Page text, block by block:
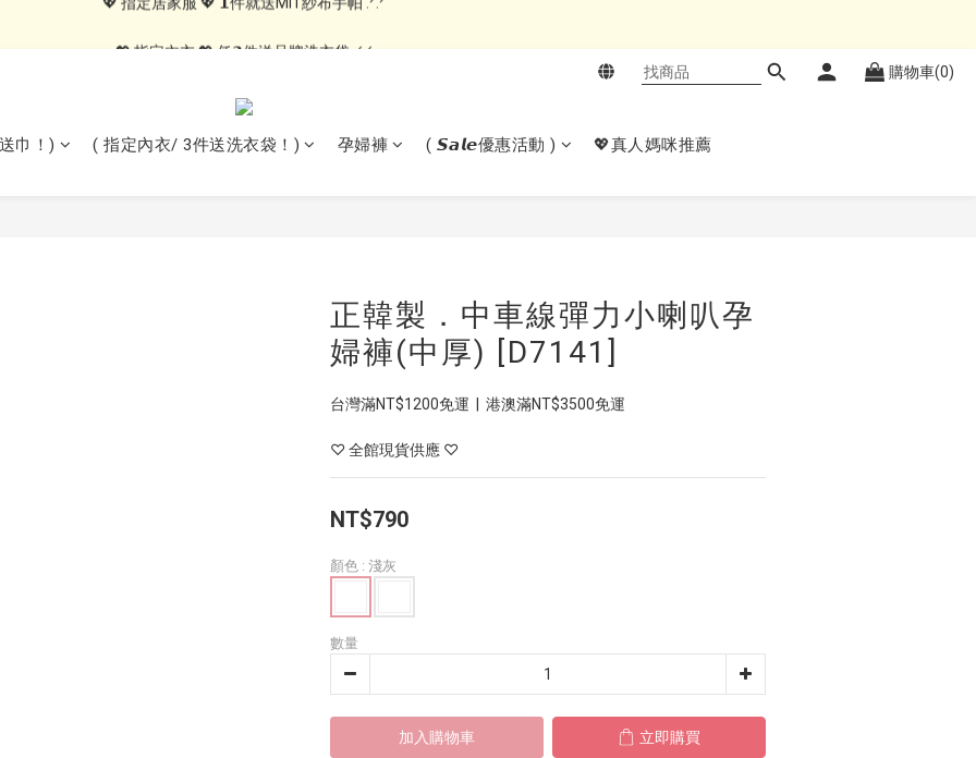
購物車(0)
巾！) ( 指定內衣/ 3件送洗衣袋！) 孕婦褲 ( 𝙎𝙖𝙡𝙚優惠活動 ) 💖真人媽咪推薦
正韓製．中車線彈力小喇叭孕
婦褲(中厚) [D7141]
台灣滿NT$1200免運  |  港澳滿NT$3500免運
♡ 全館現貨供應 ♡
NT$790
顏色 : 淺灰
數量
加入購物車 立即購買